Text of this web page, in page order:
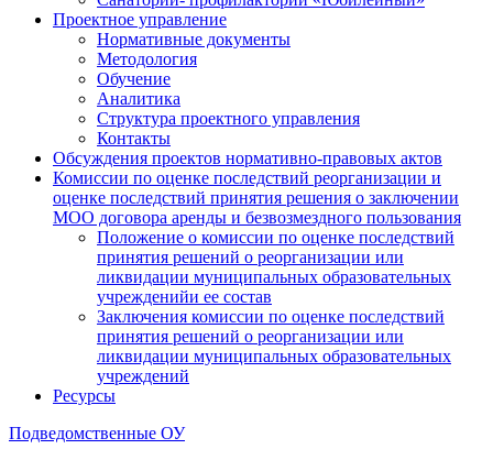
Проектное управление
Нормативные документы
Методология
Обучение
Аналитика
Структура проектного управления
Контакты
Обсуждения проектов нормативно-правовых актов
Комиссии по оценке последствий реорганизации и
оценке последствий принятия решения о заключении
МОО договора аренды и безвозмездного пользования
Положение о комиссии по оценке последствий
принятия решений о реорганизации или
ликвидации муниципальных образовательных
учрежденийи ее состав
Заключения комиссии по оценке последствий
принятия решений о реорганизации или
ликвидации муниципальных образовательных
учреждений
Ресурсы
Подведомственные ОУ